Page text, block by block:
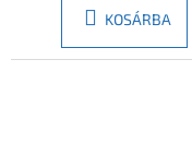
KOSÁRBA